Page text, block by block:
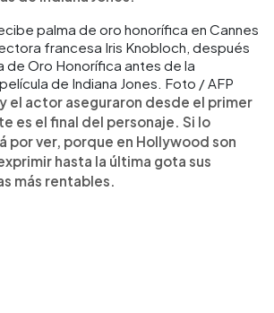
francesa Iris Knobloch, después
de Oro Honorífica antes de la
de Indiana Jones. Foto / AFP
el actor aseguraron desde el primer
es el final del personaje. Si lo
por ver, porque en Hollywood son
hasta la última gota sus
más rentables.